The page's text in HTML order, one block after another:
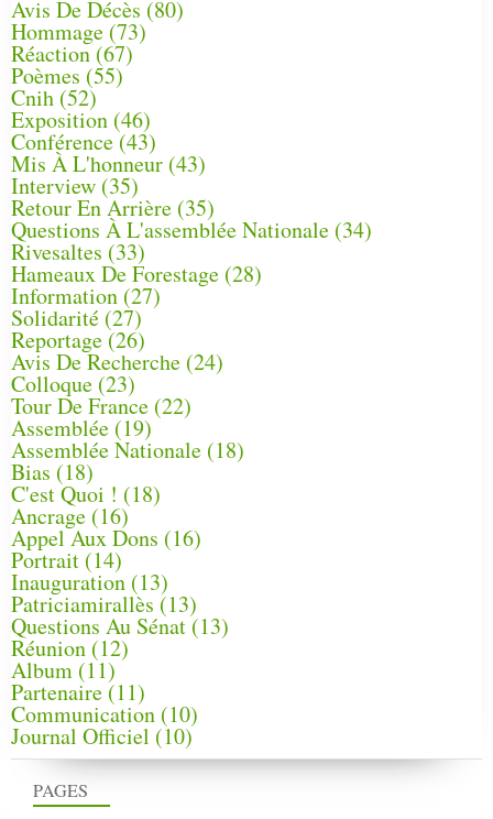
PAGES
Avis De Décès (80)
Hommage (73)
Réaction(67)
Poèmes (55)
Cnih (52)
Exposition (46)
Conférence(43)
Mis À L'honneur (43)
Interview (35)
Retour En Arrière (35)
Questions À L'assemblée Nationale (34)
Rivesaltes (33)
Hameaux De Forestage (28)
Information (27)
Solidarité (27)
Reportage (26)
Avis De Recherche (24)
Colloque (23)
Tour De France (22)
Assemblée (19)
Assemblée Nationale (18)
Bias (18)
C'est Quoi ! (18)
Ancrage (16)
Appel Aux Dons (16)
Portrait (14)
Inauguration (13)
Patriciamirallès (13)
Questions Au Sénat(13)
Réunion (12)
Album (11)
Partenaire(11)
Communication (10)
Journal Officiel (10)